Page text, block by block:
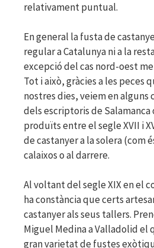
relativament puntual.
En general la fusta de
regular a Catalunya ni a la
excepció del cas nord-oest
Tot i això, gràcies a les peces
nostres dies, veiem en alguns
dels escriptoris de
produïts entre el segle XVII i
de castanyer a la solera (com
calaixos o al darrere.
Al voltant del segle XIX en el
ha constància que certs
castanyer als seus tallers.
Miguel Medina a Valladolid el
gran varietat de fustes